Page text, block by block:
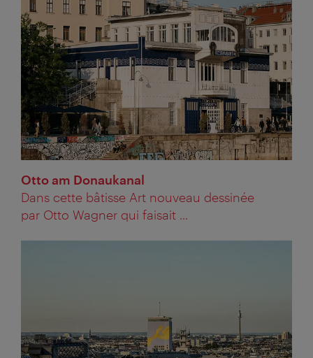
Otto am Donaukanal
Dans cette bâtisse Art nouveau dessinée
par Otto Wagner qui faisait ...